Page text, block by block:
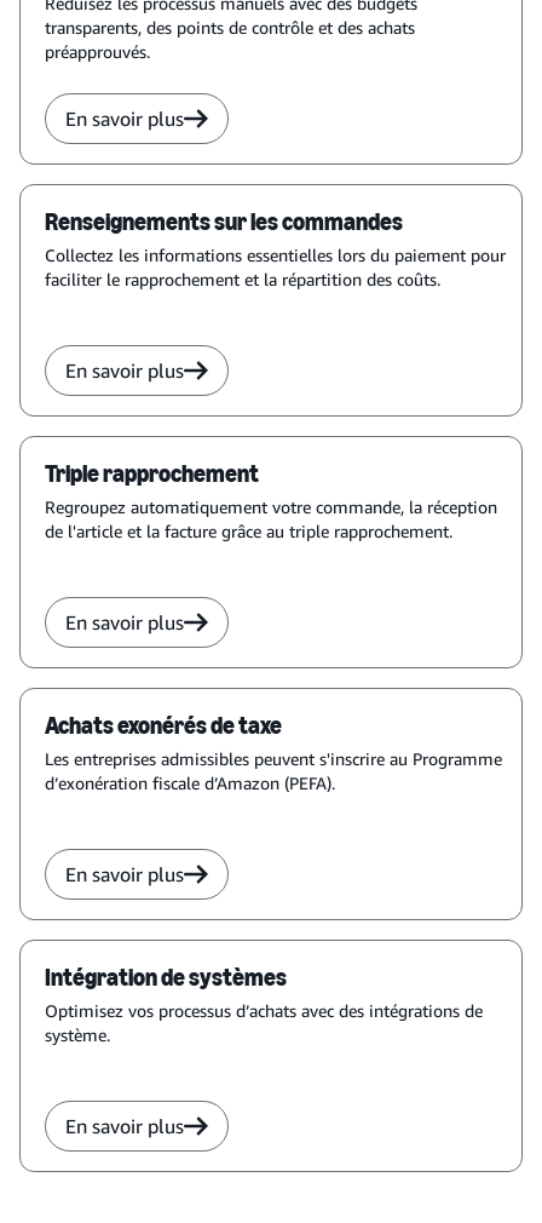
transparents, des points de contrôle et des achats
préapprouvés.
En savoir plus
Renseignements sur les commandes
Collectez les informations essentielles lors du paiement pour
faciliter le rapprochement et la répartition des coûts.
En savoir plus
Triple rapprochement
Regroupez automatiquement votre commande, la réception
de l'article et la facture grâce au triple rapprochement.
En savoir plus
Achats exonérés de taxe
Les entreprises admissibles peuvent s'inscrire au Programme
d’exonération fiscale d’Amazon (PEFA).
En savoir plus
Intégration de systèmes
Optimisez vos processus d’achats avec des intégrations de
système.
En savoir plus